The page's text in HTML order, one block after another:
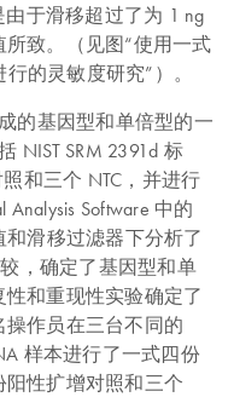
于滑移超过了为 1 ng
致。（见图“使用一式
的灵敏度研究”）。
成的基因型和单倍型的一
NIST SRM 2391d 标
和三个 NTC，并进行
Software 中的
和滑移过滤器下分析了
，确定了基因型和单
和重现性实验确定了
作员在三台不同的
样本进行了一式四份
性扩增对照和三个